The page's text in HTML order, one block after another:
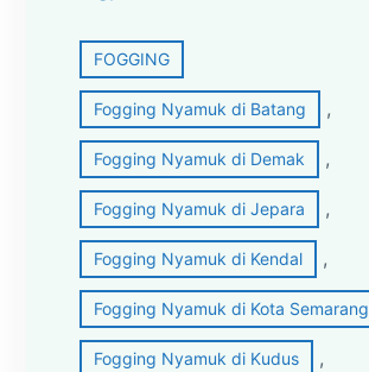
FOGGING
Fogging Nyamuk di Batang ,
Fogging Nyamuk di Demak ,
Fogging Nyamuk di Jepara ,
Fogging Nyamuk di Kendal ,
Fogging Nyamuk di Kota Semarang
Fogging Nyamuk di Kudus ,